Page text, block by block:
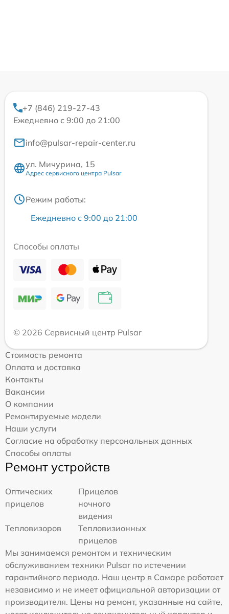
+7 (846) 219-27-43
Ежедневно с 9:00 до 21:00
info@pulsar-repair-center.ru
ул. Мичурина, 15
Адрес сервисного центра Pulsar
Режим работы:
Ежедневно с 9:00 до 21:00
Способы оплаты
© 2026 Сервисный центр Pulsar
Стоимость ремонта
Оплата и доставка
Контакты
Вакансии
О компании
Ремонтируемые модели
Наши услуги
Согласие на обработку персональных данных
Способы оплаты
Ремонт устройств
Оптических
прицелов
Прицелов
ночного
видения
Тепловизоров
Тепловизионных
прицелов
Мы занимаемся ремонтом и техническим
обслуживанием техники Pulsar по истечении
гарантийного периода. Наш центр в Самаре работает
независимо и не имеет официальной авторизации от
производителя. Цены на ремонт, указанные на сайте,